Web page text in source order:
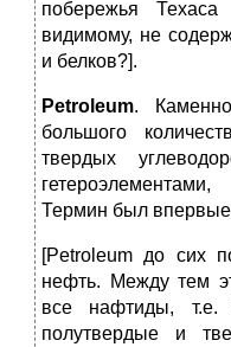
побережья
видимому, не
и белков?].
Petroleum.
большого
твердых
Термин был впервые
[Petroleum до сих
нефть. Между тем
все нафтиды,
полутвердые и